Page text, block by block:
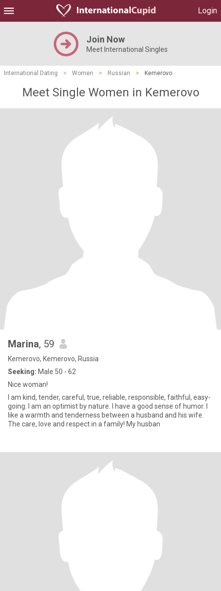
Login
Join Now
Meet International Singles
International Dating > Women > Russian > Kemerovo
Meet Single Women in Kemerovo
Marina, 59
Kemerovo, Kemerovo, Russia
Seeking: Male 50 - 62
Nice woman!
I am kind, tender, careful, true, reliable, responsible, faithful, easy-
going. I am an optimist by nature. I have a good sense of humor. I
like a warmth and tenderness between a husband and his wife.
The care, love and respect in a family! My husban